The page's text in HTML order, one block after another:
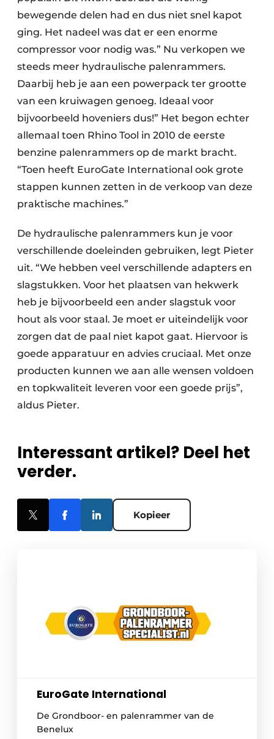
bewegende delen had en dus niet snel kapot
ging. Het nadeel was dat er een enorme
compressor voor nodig was.” Nu verkopen we
steeds meer hydraulische palenrammers.
Daarbij heb je aan een powerpack ter grootte
van een kruiwagen genoeg. Ideaal voor
bijvoorbeeld hoveniers dus!” Het begon echter
allemaal toen Rhino Tool in 2010 de eerste
benzine palenrammers op de markt bracht.
“Toen heeft EuroGate International ook grote
stappen kunnen zetten in de verkoop van deze
praktische machines.”
De hydraulische palenrammers kun je voor
verschillende doeleinden gebruiken, legt Pieter
uit. “We hebben veel verschillende adapters en
slagstukken. Voor het plaatsen van hekwerk
heb je bijvoorbeeld een ander slagstuk voor
hout als voor staal. Je moet er uiteindelijk voor
zorgen dat de paal niet kapot gaat. Hiervoor is
goede apparatuur en advies cruciaal. Met onze
producten kunnen we aan alle wensen voldoen
en topkwaliteit leveren voor een goede prijs”,
aldus Pieter.
Interessant artikel? Deel het
verder.
Kopieer
EuroGate International
De Grondboor- en palenrammer van de
Benelux